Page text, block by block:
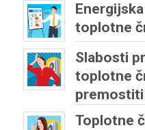
toplotne
Slabosti
toplotne
premostiti
Toplotne